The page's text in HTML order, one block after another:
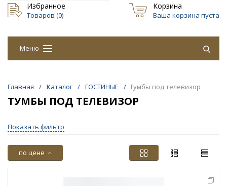
Избранное
Товаров (0)
Корзина
Ваша корзина пуста
Меню
Главная / Каталог / ГОСТИНЫЕ / Тумбы под телевизор
ТУМБЫ ПОД ТЕЛЕВИЗОР
Показать фильтр
по цене